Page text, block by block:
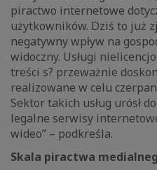
piractwo internetowe
użytkowników. Dziś to już
negatywny wpływ na
widoczny. Usługi
treści s? przeważnie
realizowane w celu
Sektor takich usług urósł
legalne serwisy
wideo” – podkreśla.
Skala piractwa